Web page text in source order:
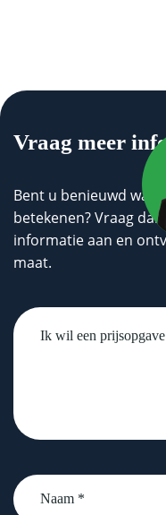
Vraag meer
Bent u benieuwd wat
betekenen? Vraag
informatie aan en
maat.
Untitled
Naam
*